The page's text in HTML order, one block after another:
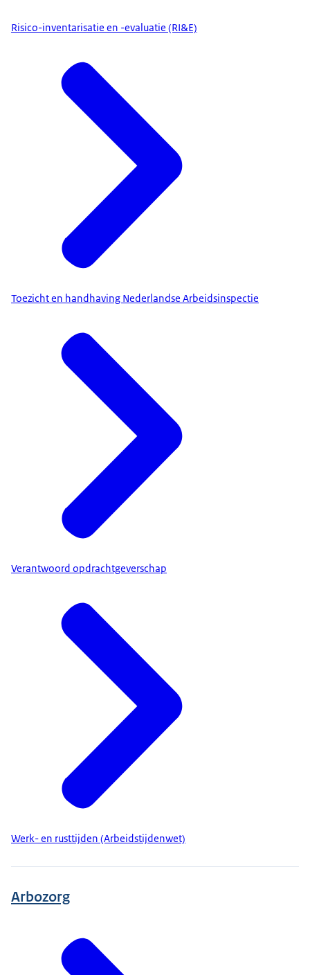
Risico-inventarisatie en -evaluatie (RI&E)
Toezicht en handhaving Nederlandse Arbeidsinspectie
Verantwoord opdrachtgeverschap
Werk- en rusttijden (Arbeidstijdenwet)
Arbozorg